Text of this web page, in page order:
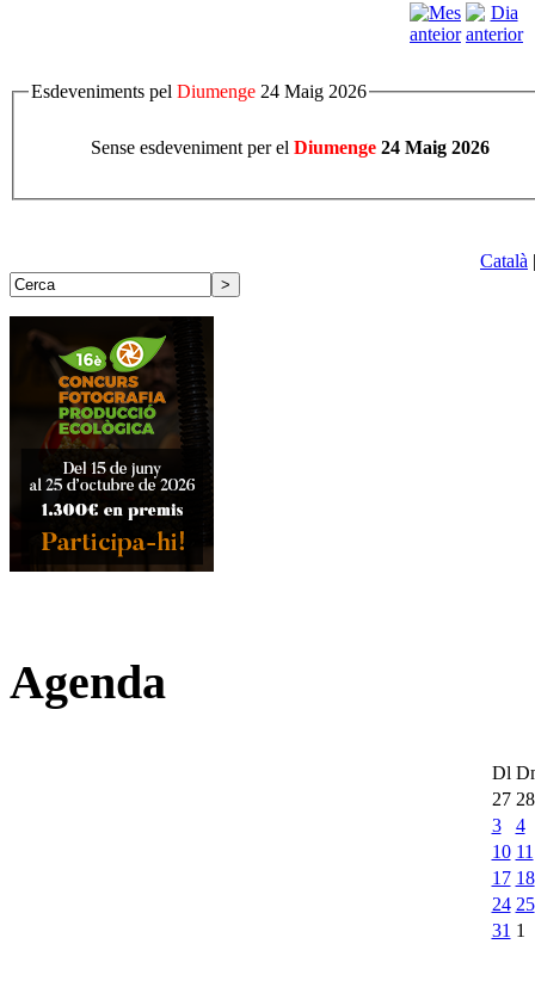
Esdeveniments pel Diumenge 24 Maig 2026
Sense esdeveniment per el Diumenge 24 Maig 2026
Català
Agenda
Dl
27 28
3
4
10 11
17 18
24 25
31 1